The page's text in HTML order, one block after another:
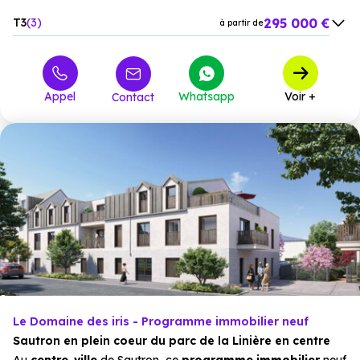
T3 3 à partir de295 000 €
à partir de 369 000 €
Appel Contact Whatsapp Voir +
Le Domaine des iris - Programme immobilier neuf
Sautron en plein coeur du parc de la Linière en centre